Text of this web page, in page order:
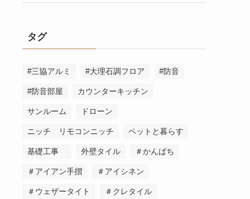
タグ
#三協アルミ #大理石調フロア #防音
#防音部屋 カウンターキッチン
サンルーム ドローン
ニッチ リモコンニッチ ペットと暮らす
基礎工事 外壁タイル ＃かんぱち
＃アイアン手摺 ＃アイシネン
＃ウェザータイト ＃クレタイル